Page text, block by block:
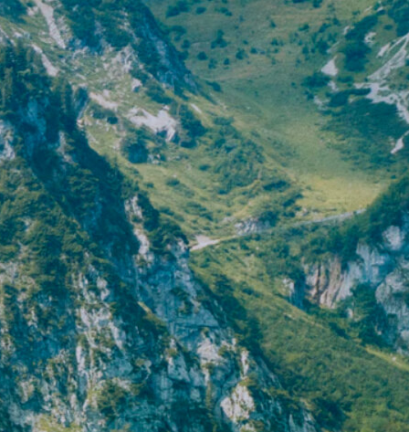
る
「氷撃」汗と風で驚きの冷感が持続
「10秒発熱」驚きの温かさ
「服で、回復」
着るだけで血行促進
「暖撃」比較にならない暖か肌着
ニオわない清潔感